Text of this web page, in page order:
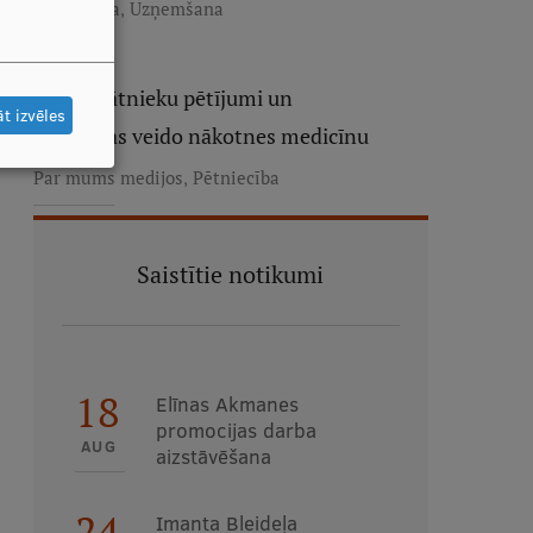
Pētniecība, Uzņemšana
RSU zinātnieku pētījumi un
zināšanas veido nākotnes medicīnu
Par mums medijos, Pētniecība
Saistītie notikumi
18
AUG
Elīnas Akmanes
promocijas darba
aizstāvēšana
Imanta Bleideļa
izvēles